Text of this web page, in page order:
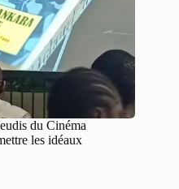
du Cinéma
les idéaux